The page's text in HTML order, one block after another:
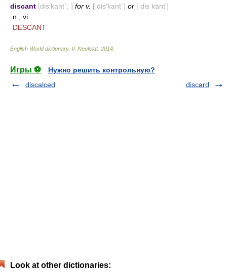
discant [dis′kant΄; ] for v. [ dis′kant΄] or [ dis kant′]
n.
vi.
DESCANT
English World dictionary. V. Neufeldt. 2014
Игры ⚽
Нужно решить контрольную?
discalced
discard
Look at other dictionaries: